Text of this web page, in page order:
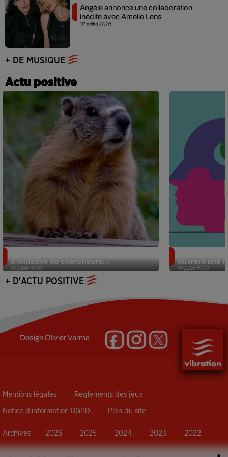
31 juillet 2026
Angèle annonce une collaboration
inédite avec Amelie Lens
+ DE MUSIQUE
Actu positive
31 juillet 2026
d’initiative de chercheurs...
31 juillet 2026
ouvrent une
+ D'ACTU POSITIVE
DesignOlivier Varma
Mentions légales Règlements des jeux
Notice d’information RGPD Plan du site
Archives 2026 2025 2024 2023 2022